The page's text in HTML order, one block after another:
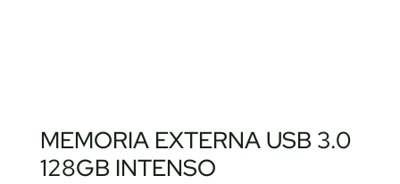
MEMORIA EXTERNA USB 3.0
128GB INTENSO